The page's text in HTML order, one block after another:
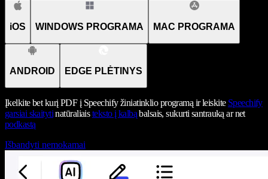
iOS WINDOWS PROGRAMA MAC PROGRAMA
ANDROID EDGE PLĖTINYS
Įkelkite bet kurį PDF į Speechify žiniatinklio programą ir leiskite Speechify
garsiai skaitytinatūraliaisteksto į kalbąbalsais, sukurti santrauką ar net
podkastą
Išbandyti nemokamai